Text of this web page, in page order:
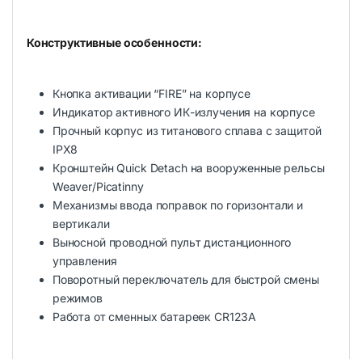
Конструктивные особенности:
Кнопка активации “FIRE” на корпусе
Индикатор активного ИК-излучения на корпусе
Прочный корпус из титанового сплава с защитой
IPX8
Кронштейн Quick Detach на вооруженные рельсы
Weaver/Picatinny
Механизмы ввода поправок по горизонтали и
вертикали
Выносной проводной пульт дистанционного
управления
Поворотный переключатель для быстрой смены
режимов
Работа от сменных батареек CR123A